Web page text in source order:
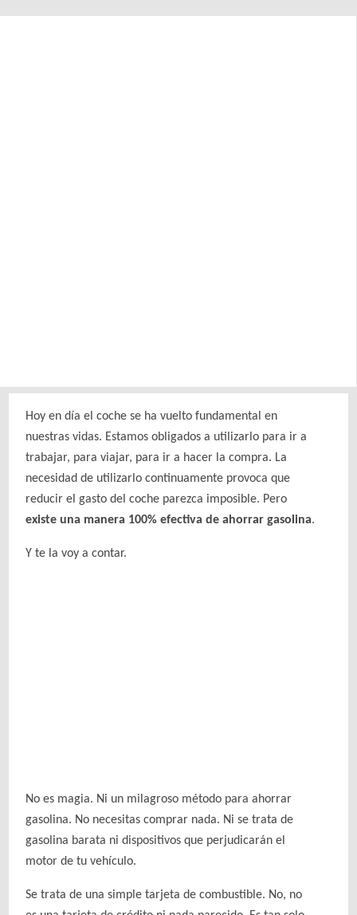
Hoy en día el coche se ha vuelto fundamental en
nuestras vidas. Estamos obligados a utilizarlo para ir a
trabajar, para viajar, para ir a hacer la compra. La
necesidad de utilizarlo continuamente provoca que
reducir el gasto del coche parezca imposible. Pero
existe una manera 100% efectiva de ahorrar gasolina.
Y te la voy a contar.
No es magia. Ni un milagroso método para ahorrar
gasolina. No necesitas comprar nada. Ni se trata de
gasolina barata ni dispositivos que perjudicarán el
motor de tu vehículo.
Se trata de una simple tarjeta de combustible. No, no